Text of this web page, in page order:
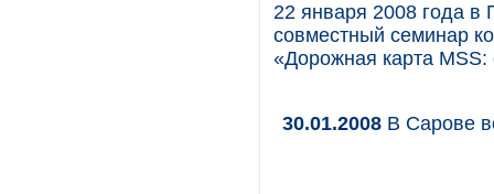
22 января 2008 года в
совместный семинар
«Дорожная карта
30.01.2008 В Сарове